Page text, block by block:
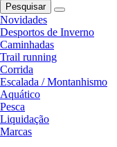
Pesquisar
Novidades
Desportos de Inverno
Caminhadas
Trail running
Corrida
Escalada / Montanhismo
Aquático
Pesca
Liquidação
Marcas